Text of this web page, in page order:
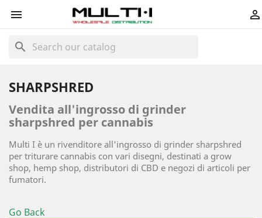
 
search
SHARPSHRED
Vendita all'ingrosso di grinder
sharpshred per cannabis
Multi I è un rivenditore all'ingrosso di grinder sharpshred
per triturare cannabis con vari disegni, destinati a grow
shop, hemp shop, distributori di CBD e negozi di articoli per
fumatori.
Go Back